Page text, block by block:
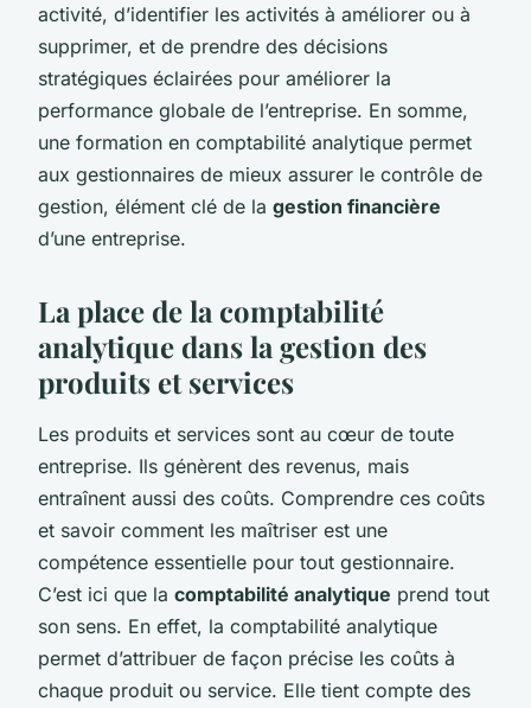
activité, d’identifier les activités à améliorer ou à
supprimer, et de prendre des décisions
stratégiques éclairées pour améliorer la
performance globale de l’entreprise. En somme,
une formation en comptabilité analytique permet
aux gestionnaires de mieux assurer le contrôle de
gestion, élément clé de la gestion financière
d’une entreprise.
La place de la comptabilité
analytique dans la gestion des
produits et services
Les produits et services sont au cœur de toute
entreprise. Ils génèrent des revenus, mais
entraînent aussi des coûts. Comprendre ces coûts
et savoir comment les maîtriser est une
compétence essentielle pour tout gestionnaire.
C’est ici que la comptabilité analytique prend tout
son sens. En effet, la comptabilité analytique
permet d’attribuer de façon précise les coûts à
chaque produit ou service. Elle tient compte des